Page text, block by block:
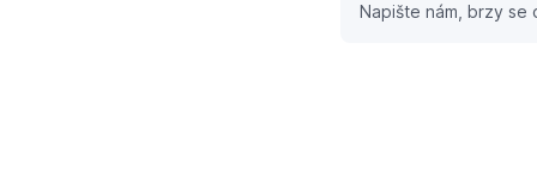
Napište nám, brzy se